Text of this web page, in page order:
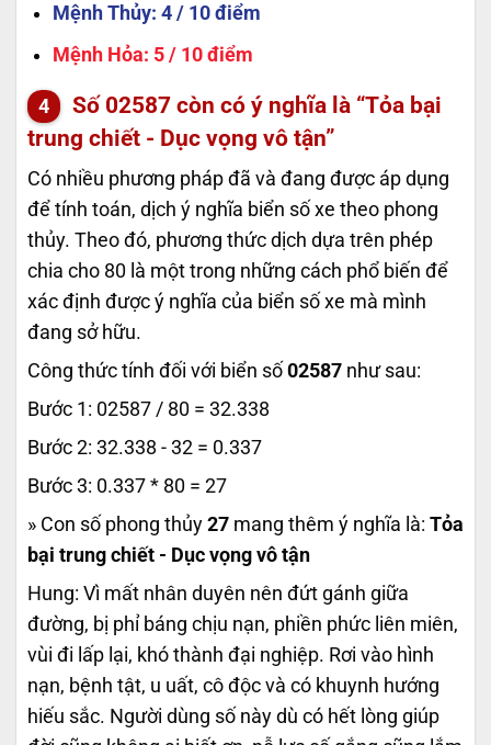
Mệnh Thủy: 4 / 10 điểm
Mệnh Hỏa: 5 / 10 điểm
Số 02587 còn có ý nghĩa là “Tỏa bại
trung chiết - Dục vọng vô tận”
Có nhiều phương pháp đã và đang được áp dụng
để tính toán, dịch ý nghĩa biển số xe theo phong
thủy. Theo đó, phương thức dịch dựa trên phép
chia cho 80 là một trong những cách phổ biến để
xác định được ý nghĩa của biển số xe mà mình
đang sở hữu.
Công thức tính đối với biển số 02587 như sau:
Bước 1: 02587 / 80 = 32.338
Bước 2: 32.338 - 32 = 0.337
Bước 3: 0.337 * 80 = 27
» Con số phong thủy 27 mang thêm ý nghĩa là: Tỏa
bại trung chiết - Dục vọng vô tận
Hung: Vì mất nhân duyên nên đứt gánh giữa
đường, bị phỉ báng chịu nạn, phiền phức liên miên,
vùi đi lấp lại, khó thành đại nghiệp. Rơi vào hình
nạn, bệnh tật, u uất, cô độc và có khuynh hướng
hiếu sắc. Người dùng số này dù có hết lòng giúp